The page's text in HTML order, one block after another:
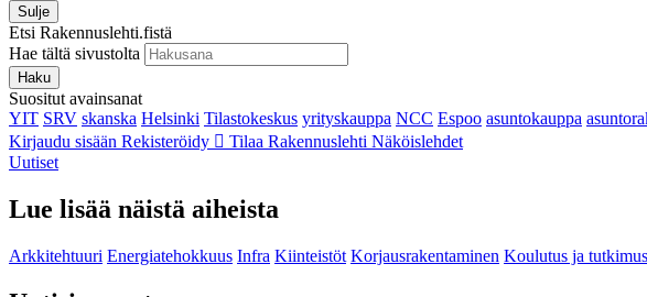
Sulje
Etsi Rakennuslehti.fistä
Hae tältä sivustolta
Haku
Suositut avainsanat
YIT SRV skanska Helsinki Tilastokeskus yrityskauppa NCC Espoo asuntokauppa
Kirjaudu sisään Rekisteröidy Tilaa Rakennuslehti Näköislehdet
Uutiset
Lue lisää näistä aiheista
Arkkitehtuuri Energiatehokkuus Infra Kiinteistöt Korjausrakentaminen Koulutus ja tutkimus